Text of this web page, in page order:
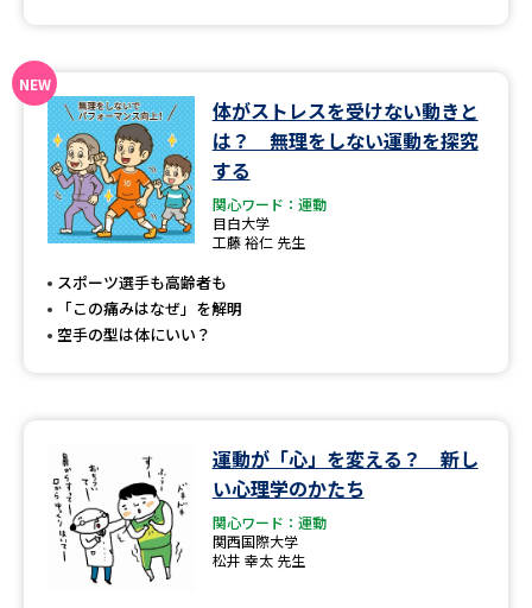
オープンキャンパス検索 実施プログラムから探す
来場型・Web型イベント特集
先輩が入学を決めた理由 テレメール全国一斉進学調査
新生活お役立ちガイド
体がストレスを受けない動きと
は？ 無理をしない運動を探究
する
関心ワード：運動
目白大学
工藤 裕仁 先生
スポーツ選手も高齢者も
「この痛みはなぜ」を解明
空手の型は体にいい？
運動が「心」を変える？ 新し
い心理学のかたち
関心ワード：運動
関西国際大学
松井 幸太 先生